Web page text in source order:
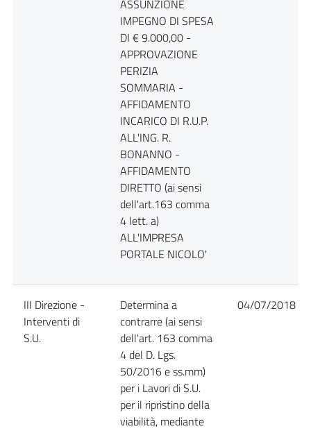
ASSUNZIONE
IMPEGNO DI SPESA
DI € 9.000,00 -
APPROVAZIONE
PERIZIA
SOMMARIA -
AFFIDAMENTO
INCARICO DI R.U.P.
ALL'ING. R.
BONANNO -
AFFIDAMENTO
DIRETTO (ai sensi
dell'art.163 comma
4 lett. a)
ALL'IMPRESA
PORTALE NICOLO'
III Direzione -
Interventi di
S.U.
Determina a
contrarre (ai sensi
dell'art. 163 comma
4 del D. Lgs.
50/2016 e ss.mm)
per i Lavori di S.U.
per il ripristino della
viabilità, mediante
04/07/2018